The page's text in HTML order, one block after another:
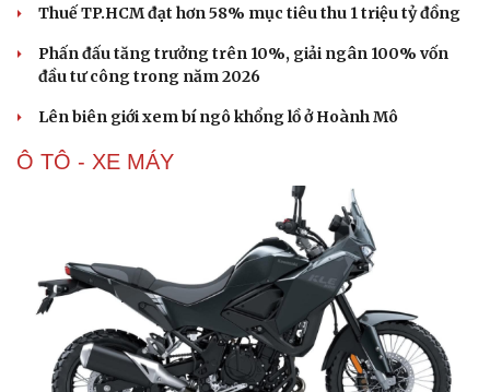
Thuế TP.HCM đạt hơn 58% mục tiêu thu 1 triệu tỷ đồng
Phấn đấu tăng trưởng trên 10%, giải ngân 100% vốn
đầu tư công trong năm 2026
Lên biên giới xem bí ngô khổng lồ ở Hoành Mô
Ô TÔ - XE MÁY